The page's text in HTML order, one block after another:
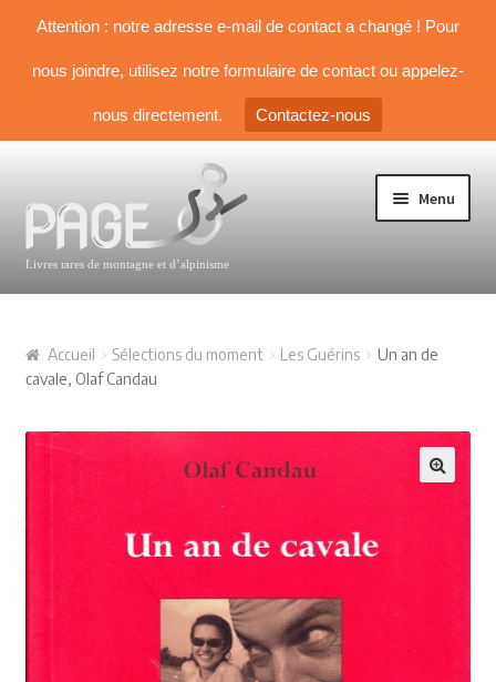
Attention : notre adresse e-mail de contact a changé ! Pour
nous joindre, utilisez notre formulaire de contact ou appelez-
nous directement. Contactez-nous
Menu
NOS SÉLECTIONS
Livre d’Alpinisme
Himalayisme
Nature Pêche Chasse
Régionalisme
Accueil Sélections du moment Les Guérins
Un an de
cavale, Olaf Candau